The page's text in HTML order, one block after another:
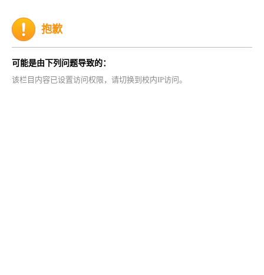
抱歉
可能是由下列问题导致的：
该栏目内容已设置访问权限，请切换到校内IP访问。